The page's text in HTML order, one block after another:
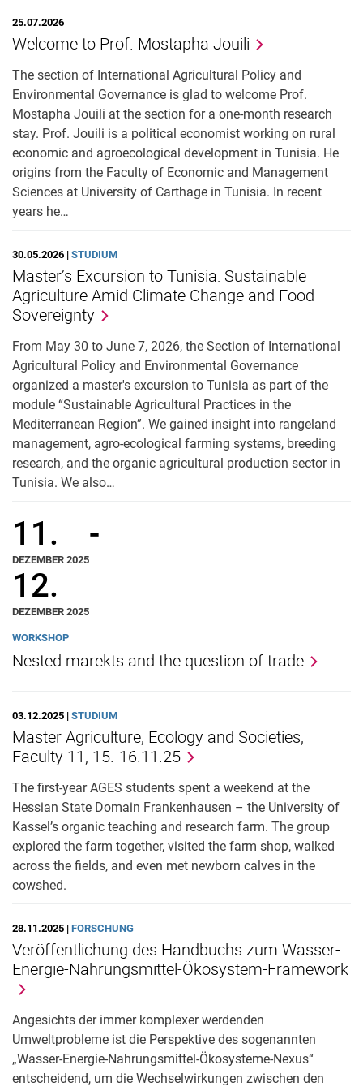
25.07.2026
Welcome to Prof. Mostapha Jouili
The section of International Agricultural Policy and
Environmental Governance is glad to welcome Prof.
Mostapha Jouili at the section for a one-month research
stay. Prof. Jouili is a political economist working on rural
economic and agroecological development in Tunisia. He
origins from the Faculty of Economic and Management
Sciences at University of Carthage in Tunisia. In recent
years he…
30.05.2026 | STUDIUM
Master’s Excursion to Tunisia: Sustainable
Agriculture Amid Climate Change and Food
Sovereignty
From May 30 to June 7, 2026, the Section of International
Agricultural Policy and Environmental Governance
organized a master's excursion to Tunisia as part of the
module “Sustainable Agricultural Practices in the
Mediterranean Region”. We gained insight into rangeland
management, agro-ecological farming systems, breeding
research, and the organic agricultural production sector in
Tunisia. We also…
11.
DEZEMBER 2025
-
12.
DEZEMBER 2025
WORKSHOP
Nested marekts and the question of trade
03.12.2025 | STUDIUM
Master Agriculture, Ecology and Societies,
Faculty 11, 15.-16.11.25
The first-year AGES students spent a weekend at the
Hessian State Domain Frankenhausen – the University of
Kassel’s organic teaching and research farm. The group
explored the farm together, visited the farm shop, walked
across the fields, and even met newborn calves in the
cowshed.
28.11.2025 | FORSCHUNG
Veröffentlichung des Handbuchs zum Wasser-
Energie-Nahrungsmittel-Ökosystem-Framework
Angesichts der immer komplexer werdenden
Umweltprobleme ist die Perspektive des sogenannten
„Wasser-Energie-Nahrungsmittel-Ökosysteme-Nexus“
entscheidend, um die Wechselwirkungen zwischen den